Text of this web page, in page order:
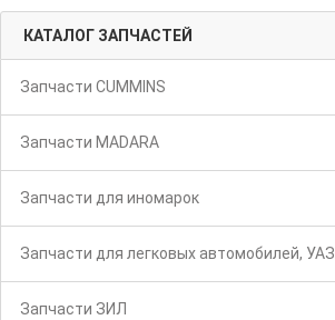
КАТАЛОГ ЗАПЧАСТЕЙ
Запчасти CUMMINS
Запчасти MADARA
Запчасти для иномарок
Запчасти для легковых автомобилей, УАЗ
Запчасти ЗИЛ